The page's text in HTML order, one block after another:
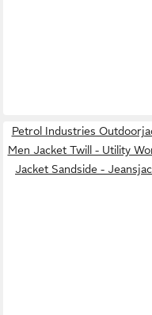
Petrol Industries
Men Jacket Twill - Utility
Jacket Sandside -